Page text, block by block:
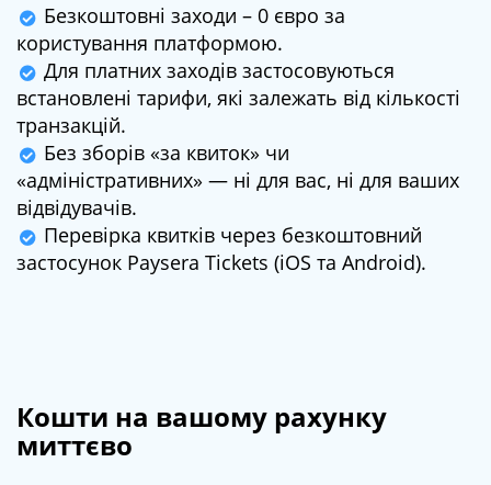
Безкоштовні заходи – 0 євро за
користування платформою.
Для платних заходів застосовуються
встановлені тарифи, які залежать від кількості
транзакцій.
Без зборів «за квиток» чи
«адміністративних» — ні для вас, ні для ваших
відвідувачів.
Перевірка квитків через безкоштовний
застосунок Paysera Tickets (iOS та Android).
Кошти на вашому рахунку
миттєво